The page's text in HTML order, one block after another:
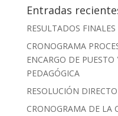
Entradas
RESULTADOS
CRONOGRAMA
ENCARGO DE
PEDAGÓGICA
RESOLUCIÓN
CRONOGRAMA DE LA